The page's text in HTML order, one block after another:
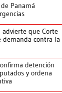
Panamá
advierte que Corte
demanda contra la
detención
y ordena